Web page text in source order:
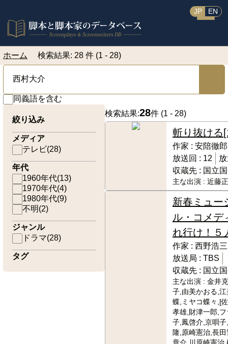
JP EN
ホーム 検索結果: 28 件 (1 - 28)
同義語を含む
絞り込み
メディア
テレビ(28)
年代
1960年代(13)
1970年代(4)
1980年代(9)
不明(2)
ジャンル
ドラマ(28)
タグ
検索結果:28件 (1 - 28)
斬り抜ける
作家 : 安陪徹
放送回 : 12
収蔵先 : 国立
主な出演 : 近藤
新春ミュー
ル・コメデ
れ行け！５
作家 : 西野浩三
放送局 : TBS
収蔵先 : 国立
主な出演 : 金井
子,由美かおる,
蝶,ミヤコ蝶々,[
孝雄,財津一郎,
子,鳳啓介,京唄
隆,原崎憲治,長